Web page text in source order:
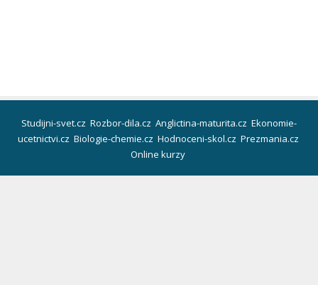
Studijni-svet.cz Rozbor-dila.cz Anglictina-maturita.cz Ekonomie-
ucetnictvi.cz Biologie-chemie.cz Hodnoceni-skol.cz Prezmania.cz
Online kurzy